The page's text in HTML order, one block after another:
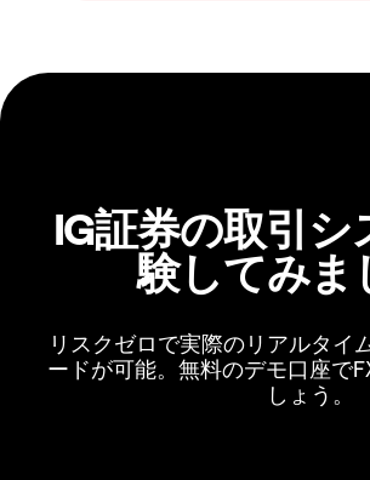
IG証券の取引
験してみま
リスクゼロで実際のリアルタイ
ードが可能。無料のデモ口座で
しょう。